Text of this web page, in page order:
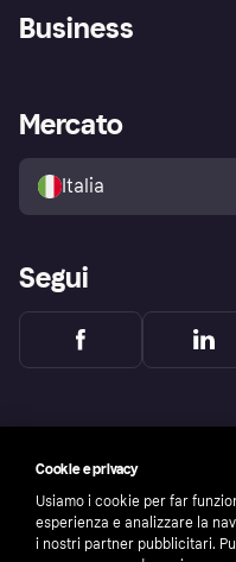
Esplora i negozi
Politica di protezione
dell'acquirente Klarna
Business
Accesso aziende
Mercato
Italia
Segui
Cookie e privacy
Usiamo i cookie per far
esperienza e analizzare la
i nostri partner pubblicitari.